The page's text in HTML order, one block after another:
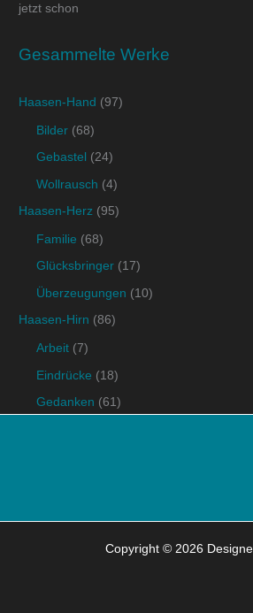
jetzt schon
Gesammelte Werke
Haasen-Hand (97)
Bilder (68)
Gebastel (24)
Wollrausch (4)
Haasen-Herz (95)
Familie (68)
Glücksbringer (17)
Überzeugungen (10)
Haasen-Hirn (86)
Arbeit (7)
Eindrücke (18)
Gedanken (61)
Copyright © 2026